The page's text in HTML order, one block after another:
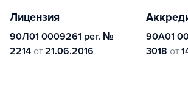
Лицензия
90Л01 0009261 рег. №
2214 от 21.06.2016
90А01
3018 от